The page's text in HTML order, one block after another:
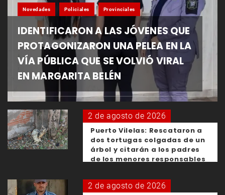
Novedades Policiales Provinciales
IDENTIFICARON A LAS JÓVENES QUE
PROTAGONIZARON UNA PELEA EN LA
VÍA PÚBLICA QUE SE VOLVIÓ VIRAL
EN MARGARITA BELÉN
2 de agosto de 2026
Puerto Vilelas: Rescataron a
dos tortugas colgadas de un
árbol y citarán a los padres
de los menores responsables
2 de agosto de 2026